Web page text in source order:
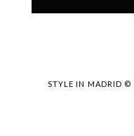
STYLE IN MADRID ©